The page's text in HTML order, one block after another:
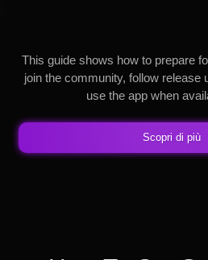
This guide shows how to prepare
join the community, follow release
use the app when
Scopri di più